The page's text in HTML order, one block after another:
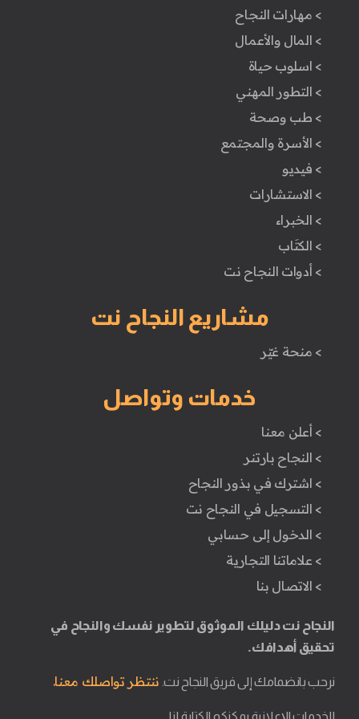
> مهارات النجاح
> المال والأعمال
> اسلوب حياة
> التطور المهني
> طب وصحة
> الأسرة والمجتمع
> فيديو
> الاستشارات
> الخبراء
> الكتَاب
> أدوات النجاح نت
مشاريع النجاح نت
> منحة غيّر
خدمات وتواصل
> أعلن معنا
> النجاح بارتنر
> اشترك في بذور النجاح
> التسجيل في النجاح نت
> الدخول إلى حسابي
> علاماتنا التجارية
> الاتصال بنا
النجاح نت دليلك الموثوق لتطوير نفسك والنجاح في
تحقيق أهدافك.
نرحب بانضمامك إلى فريق النجاح نت. ننتظر تواصلك معنا.